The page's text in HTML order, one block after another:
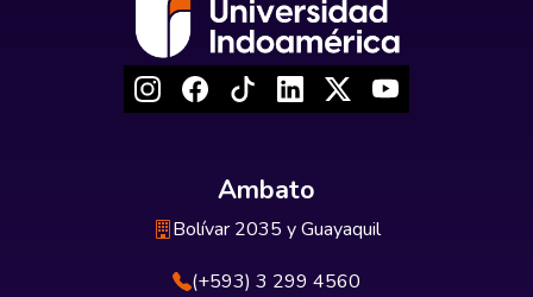
Ambato
Bolívar 2035 y Guayaquil
(+593) 3 299 4560